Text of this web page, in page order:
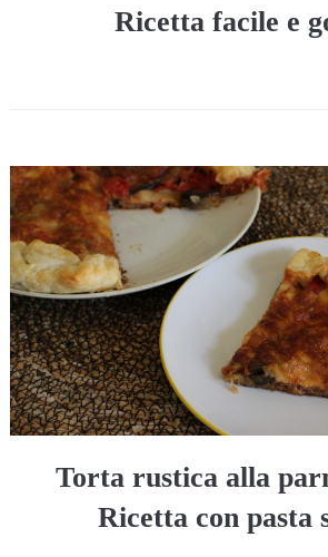
Ricetta facile e
Torta rustica alla
Ricetta con pasta